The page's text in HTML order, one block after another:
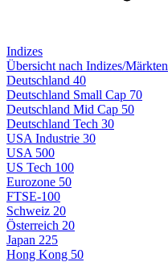
Indizes
Übersicht nach Indizes/Märkten
Deutschland 40
Deutschland Small Cap 70
Deutschland Mid Cap 50
Deutschland Tech 30
USA Industrie 30
USA 500
US Tech 100
Eurozone 50
FTSE-100
Schweiz 20
Österreich 20
Japan 225
Hong Kong 50